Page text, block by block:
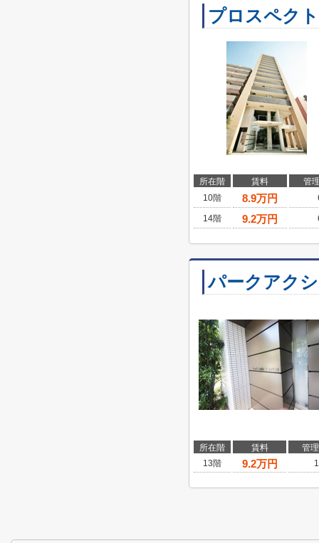
プロスペク
所在階 賃料
管
10階
8.9万円
14階 9.2万円
パークアク
所在階 賃料
管
13階
9.2万円